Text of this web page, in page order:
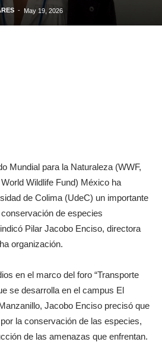
- May 19, 2026
Mundial para la Naturaleza (WWF,
Wildlife Fund) México ha
de Colima (UdeC) un importante
de especies
Pilar Jacobo Enciso, directora
organización.
en el marco del foro “Transporte
se desarrolla en el campus El
Jacobo Enciso precisó que
la conservación de las especies,
de las amenazas que enfrentan.